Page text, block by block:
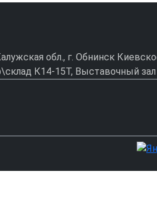
обл., г. Обнинск
К14-15Т, Выставочный